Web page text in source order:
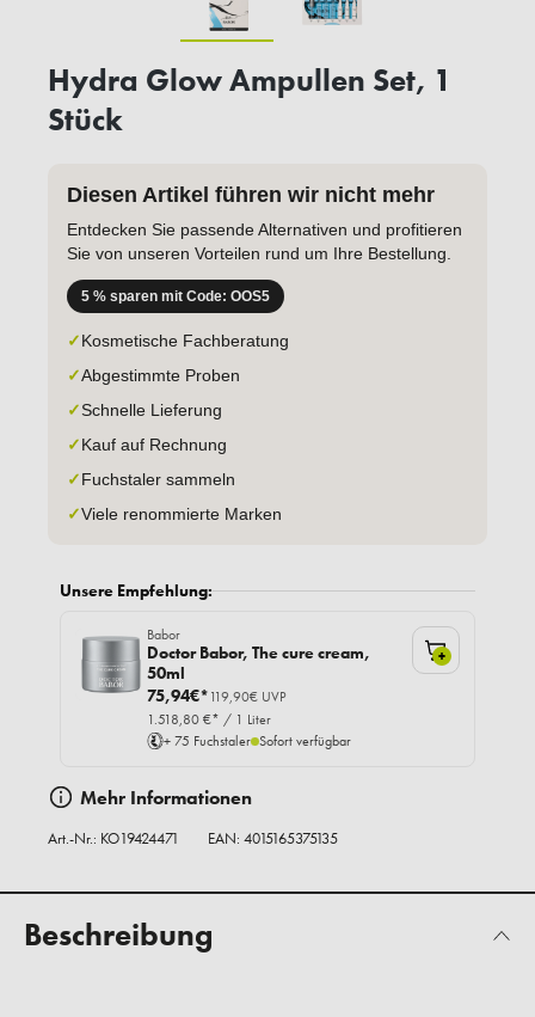
Hydra Glow Ampullen Set, 1
Stück
Diesen Artikel führen wir nicht mehr
Entdecken Sie passende Alternativen und profitieren
Sie von unseren Vorteilen rund um Ihre Bestellung.
5 % sparen mit Code: OOS5
✓Kosmetische Fachberatung
✓Abgestimmte Proben
✓Schnelle Lieferung
✓Kauf auf Rechnung
✓Fuchstaler sammeln
✓Viele renommierte Marken
Unsere Empfehlung:
Babor
Doctor Babor, The cure cream,
50ml
75,94€*119,90€ UVP
1.518,80 €* / 1 Liter
+ 75 Fuchstaler Sofort verfügbar
+
Mehr Informationen
Art.-Nr.: KO19424471 EAN: 4015165375135
Beschreibung